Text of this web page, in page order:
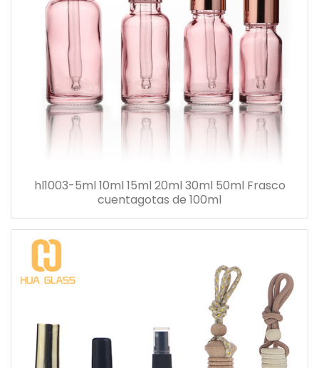
hl1003-5ml 10ml 15ml 20ml 30ml 50ml Frasco
cuentagotas de 100ml